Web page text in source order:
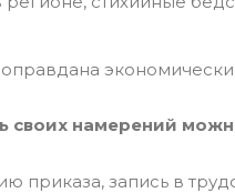
своих намерений
приказа, запись в